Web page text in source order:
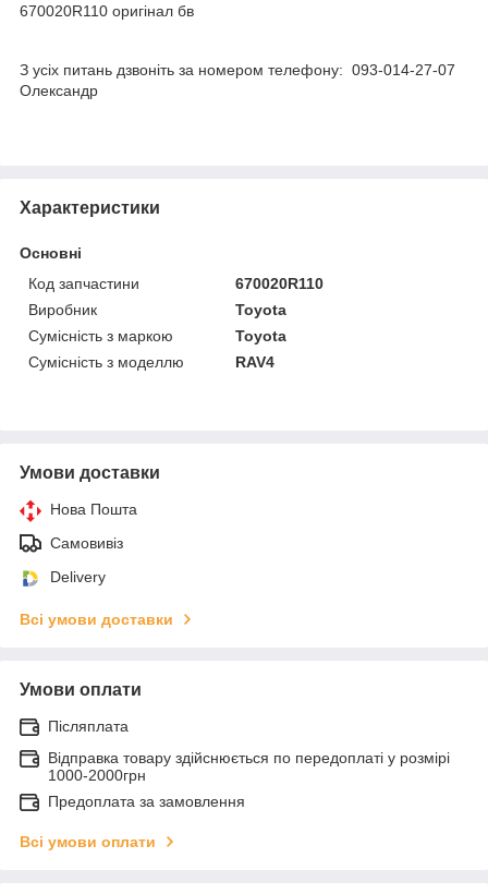
670020R110 оригінал бв
З усіх питань дзвоніть за номером телефону: 093-014-27-07
Олександр
Характеристики
Основні
Код запчастини
670020R110
Виробник
Toyota
Сумісність з маркою
Toyota
Сумісність з моделлю
RAV4
Умови доставки
Нова Пошта
Самовивіз
Delivery
Всі умови доставки
Умови оплати
Післяплата
Відправка товару здійснюється по передоплаті у розмірі
1000-2000грн
Предоплата за замовлення
Всі умови оплати